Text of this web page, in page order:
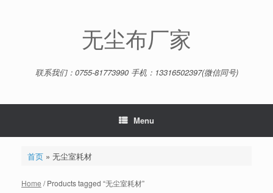
无尘布厂家
联系我们：0755-81773990 手机：13316502397(微信同号)
Menu
首页» 无尘室耗材
Home / Products tagged “无尘室耗材”